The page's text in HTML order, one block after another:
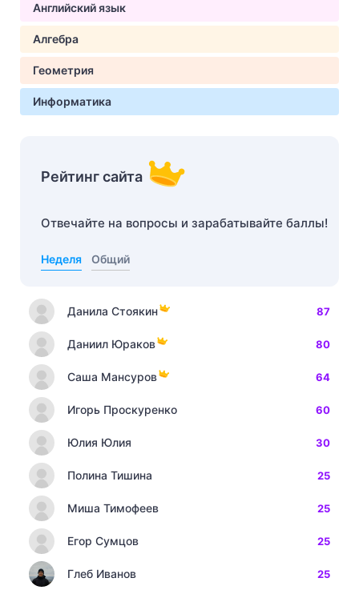
Английский язык
Алгебра
Геометрия
Информатика
Рейтинг сайта
Отвечайте на вопросы и зарабатывайте баллы!
Неделя Общий
Данила Стоякин 87
Даниил Юраков 80
Саша Мансуров 64
Игорь Проскуренко 60
Юлия Юлия 30
Полина Тишина 25
Миша Тимофеев 25
Егор Сумцов 25
Глеб Иванов 25